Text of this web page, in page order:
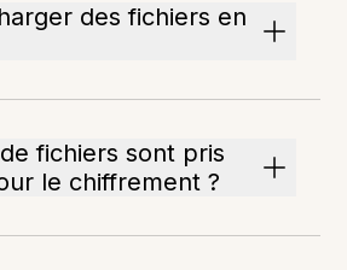
des fichiers en
fichiers sont pris
le chiffrement ?